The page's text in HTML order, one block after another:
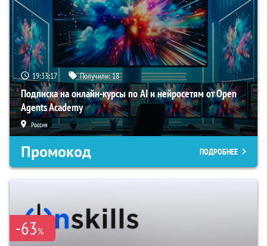
19:33:16 Получили:18
Подписка на онлайн-курсы по AI и нейросетям от Open
Agents Academy
Россия
Промокод ПОДРОБНЕЕ
-63%